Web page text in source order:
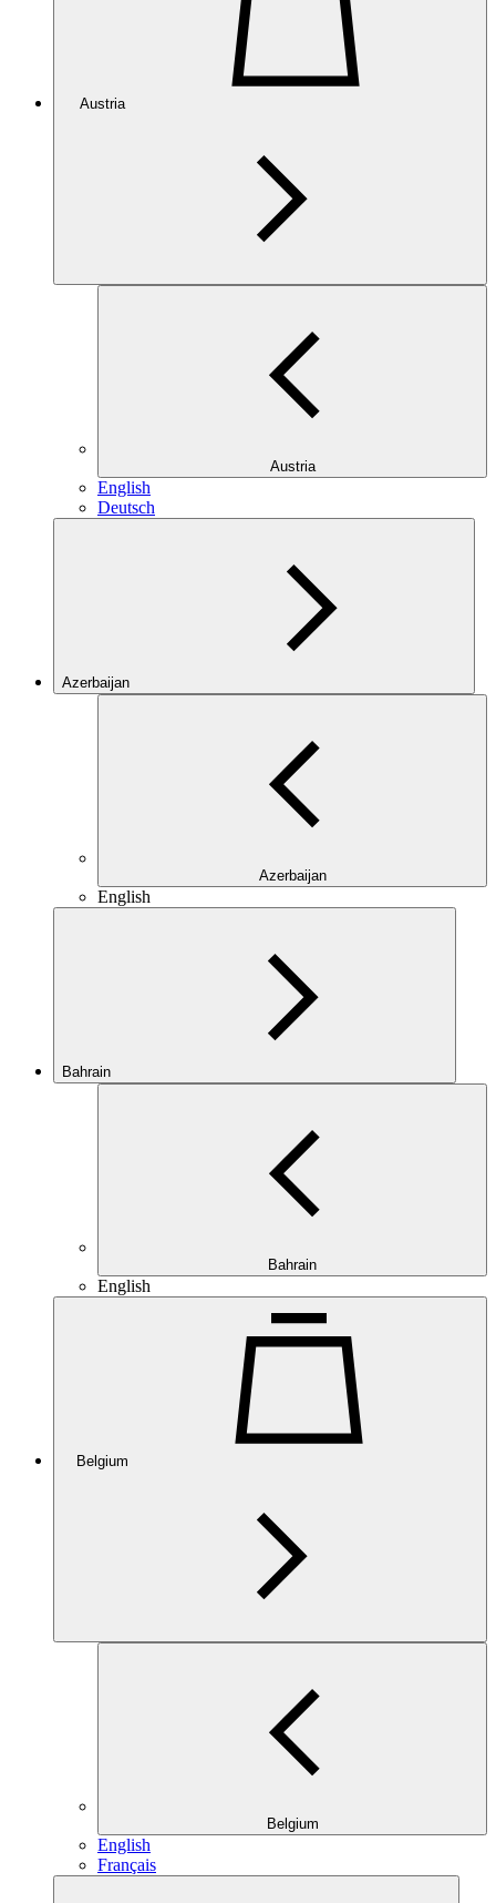
Austria
Austria
English
Deutsch
Azerbaijan
Azerbaijan
English
Bahrain
Bahrain
English
Belgium
Belgium
English
Français